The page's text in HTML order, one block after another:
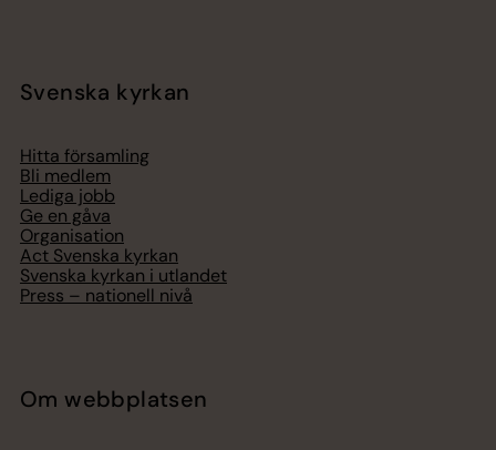
Svenska kyrkan
Hitta församling
Bli medlem
Lediga jobb
Ge en gåva
Organisation
Act Svenska kyrkan
Svenska kyrkan i utlandet
Press – nationell nivå
Om webbplatsen